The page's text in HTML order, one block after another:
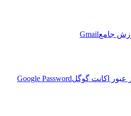
Gmail
اکانت گوگلGoogle Password